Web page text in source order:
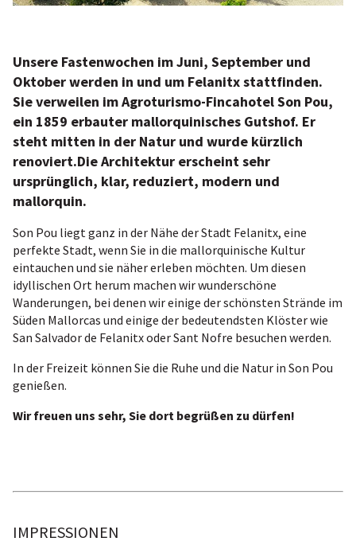
Unsere Fastenwochen im Juni, September und
Oktober werden in und um Felanitx stattfinden.
Sie verweilen im Agroturismo-Fincahotel Son Pou,
ein 1859 erbauter mallorquinisches Gutshof. Er
steht mitten in der Natur und wurde kürzlich
renoviert.Die Architektur erscheint sehr
ursprünglich, klar, reduziert, modern und
mallorquin.
Son Pou liegt ganz in der Nähe der Stadt Felanitx, eine
perfekte Stadt, wenn Sie in die mallorquinische Kultur
eintauchen und sie näher erleben möchten. Um diesen
idyllischen Ort herum machen wir wunderschöne
Wanderungen, bei denen wir einige der schönsten Strände im
Süden Mallorcas und einige der bedeutendsten Klöster wie
San Salvador de Felanitx oder Sant Nofre besuchen werden.
In der Freizeit können Sie die Ruhe und die Natur in Son Pou
genießen.
Wir freuen uns sehr, Sie dort begrüßen zu dürfen!
IMPRESSIONEN